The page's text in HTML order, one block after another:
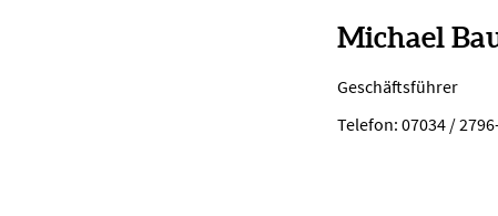
Michael
Geschäftsführer
Telefon: 07034 /